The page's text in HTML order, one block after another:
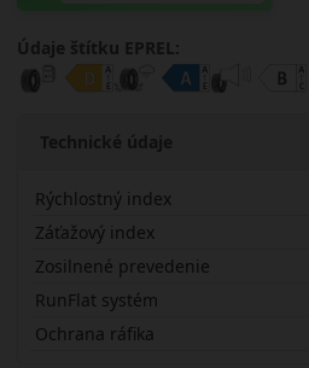
Údaje štítku EPREL:
Technické údaje
Rýchlostný index
Záťažový index
Zosilnené prevedenie
RunFlat systém
Ochrana ráfika